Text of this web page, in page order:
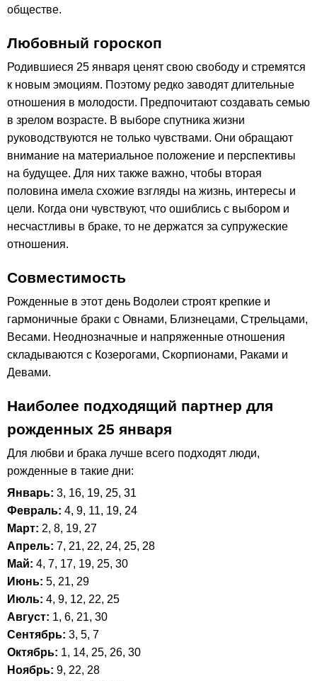
обществе.
Любовный гороскоп
Родившиеся 25 января ценят свою свободу и стремятся
к новым эмоциям. Поэтому редко заводят длительные
отношения в молодости. Предпочитают создавать семью
в зрелом возрасте. В выборе спутника жизни
руководствуются не только чувствами. Они обращают
внимание на материальное положение и перспективы
на будущее. Для них также важно, чтобы вторая
половина имела схожие взгляды на жизнь, интересы и
цели. Когда они чувствуют, что ошиблись с выбором и
несчастливы в браке, то не держатся за супружеские
отношения.
Совместимость
Рожденные в этот день Водолеи строят крепкие и
гармоничные браки с Овнами, Близнецами, Стрельцами,
Весами. Неоднозначные и напряженные отношения
складываются с Козерогами, Скорпионами, Раками и
Девами.
Наиболее подходящий партнер для
рожденных 25 января
Для любви и брака лучше всего подходят люди,
рожденные в такие дни:
Январь: 3, 16, 19, 25, 31
Февраль: 4, 9, 11, 19, 24
Март: 2, 8, 19, 27
Апрель: 7, 21, 22, 24, 25, 28
Май: 4, 7, 17, 19, 25, 30
Июнь: 5, 21, 29
Июль: 4, 9, 12, 22, 25
Август: 1, 6, 21, 30
Сентябрь: 3, 5, 7
Октябрь: 1, 14, 25, 26, 30
Ноябрь: 9, 22, 28